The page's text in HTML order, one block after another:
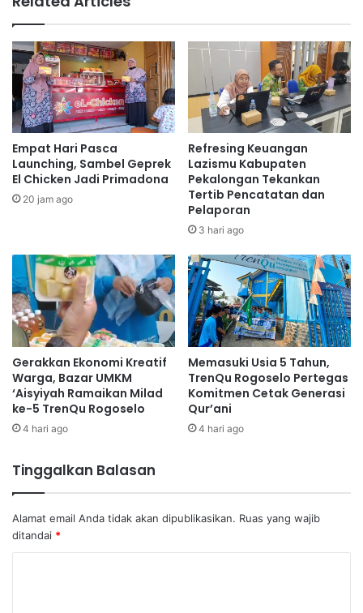
Empat Hari Pasca
Launching, Sambel Geprek
El Chicken Jadi Primadona
20 jam ago
Refresing Keuangan
Lazismu Kabupaten
Pekalongan Tekankan
Tertib Pencatatan dan
Pelaporan
3 hari ago
Gerakkan Ekonomi Kreatif
Warga, Bazar UMKM
‘Aisyiyah Ramaikan Milad
ke-5 TrenQu Rogoselo
4 hari ago
Memasuki Usia 5 Tahun,
TrenQu Rogoselo Pertegas
Komitmen Cetak Generasi
Qur’ani
4 hari ago
Tinggalkan Balasan
Alamat email Anda tidak akan dipublikasikan. Ruas yang wajib
ditandai *